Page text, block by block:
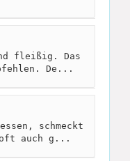
fleißig. Das
De...
schmeckt
auch g...